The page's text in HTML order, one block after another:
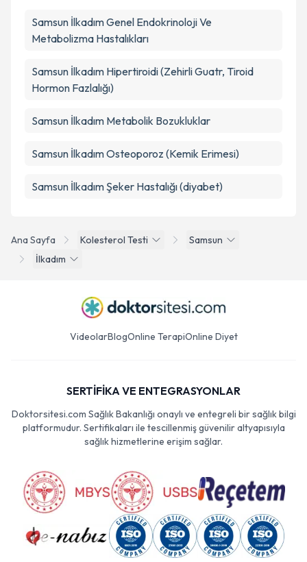
Ana Sayfa Kolesterol Testi
Samsun
İlkadım
Samsun İlkadım Genel Endokrinoloji Ve
Metabolizma Hastalıkları
Samsun İlkadım Hipertiroidi (Zehirli Guatr, Tiroid
Hormon Fazlalığı)
Samsun İlkadım Metabolik Bozukluklar
Samsun İlkadım Osteoporoz (Kemik Erimesi)
Samsun İlkadım Şeker Hastalığı (diyabet)
VideolarBlogOnline TerapiOnline Diyet
SERTİFİKA VE ENTEGRASYONLAR
Doktorsitesi.com Sağlık Bakanlığı onaylı ve entegreli bir sağlık bilgi
platformudur. Sertifikaları ile tescillenmiş güvenilir altyapısıyla
sağlık hizmetlerine erişim sağlar.